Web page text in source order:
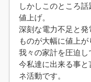
しかしこのところ
値上げ。
深刻な電力不足と
ものが大幅に値上が
我々の家計を圧迫し
今私達に出来る事
ネ活動です。